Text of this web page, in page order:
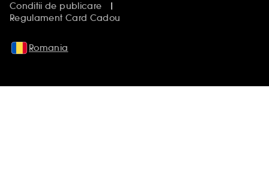
Conditii de publicare
Regulament Card Cadou
Romania